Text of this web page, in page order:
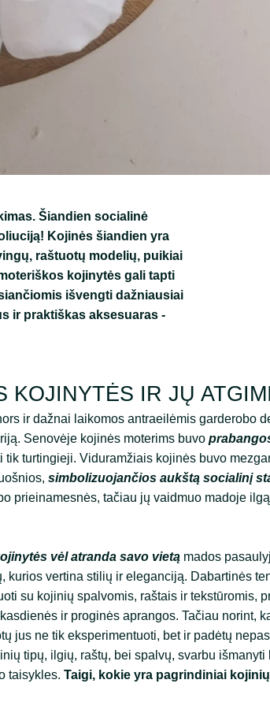
Šiandien socialinė
Kojinės šiandien yra
raštuotų modelių, puikiai
kojinytės gali tapti
išvengti dažniausiai
ir praktiškas aksesuaras -
KOJINYTĖS IR JŲ
ir dažnai laikomos antraeilėmis garderobo
Senovėje kojinės moterims buvo
tik turtingieji. Viduramžiais kojinės buvo
simbolizuojančios aukštą socialinį
prieinamesnės, tačiau jų vaidmuo madoje
vėl atranda savo vietą mados
kurios vertina stilių ir eleganciją. Dabartinės
su kojinių spalvomis, raštais ir tekstūromis,
ir proginės aprangos. Tačiau norint,
jus ne tik eksperimentuoti, bet ir padėtų
tipų, ilgių, raštų, bei spalvų, svarbu išmanyti
taisykles. Taigi, kokie yra pagrindiniai